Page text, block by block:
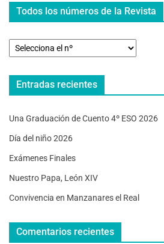
Todos los números de la Revista
Entradas recientes
Una Graduación de Cuento 4º ESO 2026
Día del niño 2026
Exámenes Finales
Nuestro Papa, León XIV
Convivencia en Manzanares el Real
Comentarios recientes